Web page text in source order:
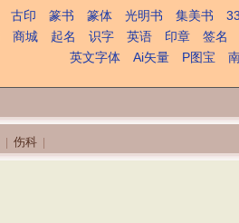
古印 篆书 篆体 光明书 集美书
商城 起名 识字 英语 印章 签名
英文字体
Ai矢量 P图宝
伤科